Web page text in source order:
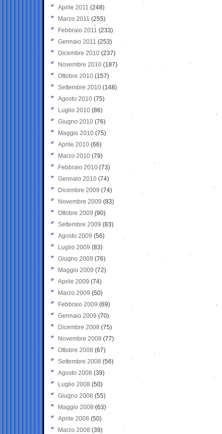
Aprile 2011 (248)
Marzo 2011 (255)
Febbraio 2011 (233)
Gennaio 2011 (253)
Dicembre 2010 (237)
Novembre 2010 (187)
Ottobre 2010 (157)
Settembre 2010 (148)
Agosto 2010 (75)
Luglio 2010 (86)
Giugno 2010 (76)
Maggio 2010 (75)
Aprile 2010 (66)
Marzo 2010 (79)
Febbraio 2010 (73)
Gennaio 2010 (74)
Dicembre 2009 (74)
Novembre 2009 (83)
Ottobre 2009 (90)
Settembre 2009 (83)
Agosto 2009 (56)
Luglio 2009 (83)
Giugno 2009 (76)
Maggio 2009 (72)
Aprile 2009 (74)
Marzo 2009 (50)
Febbraio 2009 (69)
Gennaio 2009 (70)
Dicembre 2008 (75)
Novembre 2008 (77)
Ottobre 2008 (67)
Settembre 2008 (56)
Agosto 2008 (39)
Luglio 2008 (50)
Giugno 2008 (55)
Maggio 2008(63)
Aprile 2008 (50)
Marzo 2008 (39)